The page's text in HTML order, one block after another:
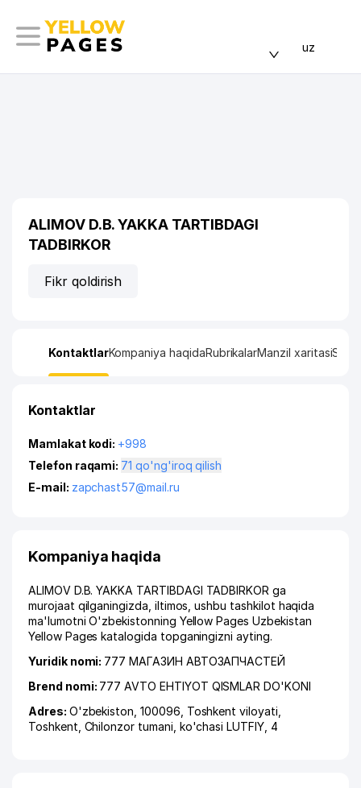
uz
ALIMOV D.B. YAKKA TARTIBDAGI
TADBIRKOR
Fikr qoldirish
KontaktlarKompaniya haqidaRubrikalarManzil xaritasi
Kontaktlar
Mamlakat kodi: +998
Telefon raqami:
71 qo'ng'iroq qilish
E-mail: zapchast57@mail.ru
Kompaniya haqida
ALIMOV D.B. YAKKA TARTIBDAGI TADBIRKOR ga
murojaat qilganingizda, iltimos, ushbu tashkilot haqida
ma'lumotni O'zbekistonning Yellow Pages Uzbekistan
Yellow Pages katalogida topganingizni ayting.
Yuridik nomi: 777 МАГАЗИН АВТОЗАПЧАСТЕЙ
Brend nomi: 777 AVTO EHTIYOT QISMLAR DO'KONI
Adres: O'zbekiston, 100096, Toshkent viloyati
Toshkent Chilonzor tumani ko'chasi LUTFIY, 4